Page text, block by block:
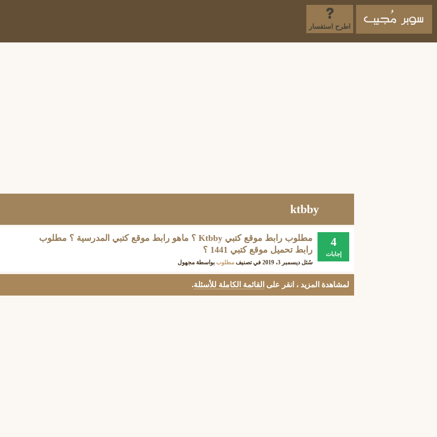
اطرح استفسار
ktbby
4
إجابات
مطلوب رابط موقع كتبي Ktbby ؟ ماهو رابط موقع كتبي المدرسية ؟ مطلوب
رابط تحميل موقع كتبي 1441 ؟
سُئل ديسمبر 3، 2019 في تصنيف مطلوب بواسطة مجهول
لمشاهدة المزيد ، انقر على القائمة الكاملة للأسئلة.